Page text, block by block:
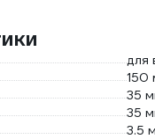
для
150
35
35
3.5